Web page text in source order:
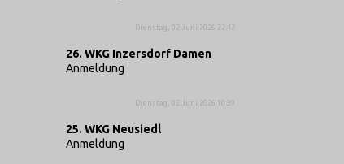
Dienstag, 02 Juni 2026 22:42
26. WKG Inzersdorf Damen
Anmeldung
Dienstag, 02 Juni 2026 10:39
25. WKG Neusiedl
Anmeldung